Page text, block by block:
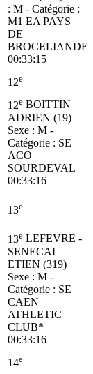
: M - Catégorie :
M1 EA PAYS
DE
BROCELIANDE
00:33:15
12e
12e BOITTIN
ADRIEN (19)
Sexe : M -
Catégorie : SE
ACO
SOURDEVAL
00:33:16
13e
13e LEFEVRE -
SENECAL
ETIEN (319)
Sexe : M -
Catégorie : SE
CAEN
ATHLETIC
CLUB*
00:33:16
14e